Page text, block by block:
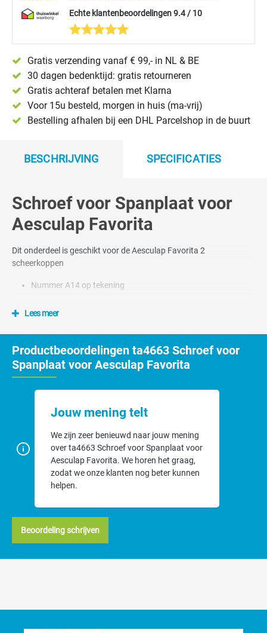
Echte klantenbeoordelingen 9.4 / 10
Gratis verzending vanaf € 99,- in NL & BE
30 dagen bedenktijd: gratis retourneren
Gratis achteraf betalen met Klarna
Voor 15u besteld, morgen in huis (ma-vrij)
Bestelling afhalen bij een DHL Parcelshop in de buurt
BESCHRIJVING SPECIFICATIES
Schroef voor Spanplaat voor
Aesculap Favorita
Dit onderdeel is geschikt voor de Aesculap Favorita 2
scheerkoppen
Nummer A14 op tekening
Lees meer
Productbeoordelingen ta4663 Schroef voor
Spanplaat voor Aesculap Favorita
Jouw mening telt
We zijn zeer benieuwd naar jouw mening
over ta4663 Schroef voor Spanplaat voor
Aesculap Favorita. We horen het graag,
zodat we onze klanten nog beter kunnen
helpen.
Beoordeling schrijven